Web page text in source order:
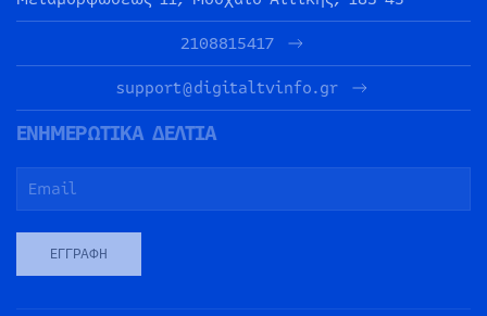
2108815417
support@digitaltvinfo.gr
ΕΝΗΜΕΡΩΤΙΚΑ ΔΕΛΤΙΑ
ΕΓΓΡΑΦΉ